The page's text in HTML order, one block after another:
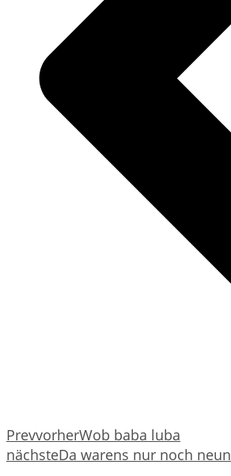
PrevvorherWob baba luba
nächsteDa warens nur noch neun